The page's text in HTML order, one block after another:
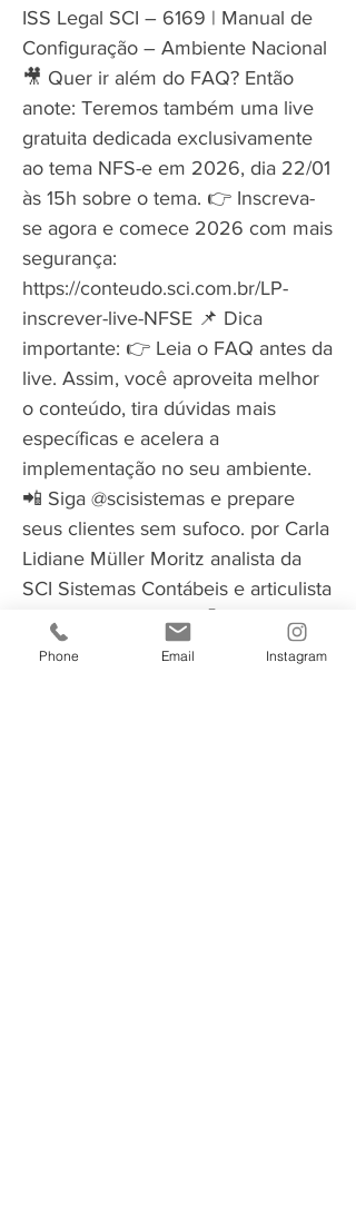
ISS Legal SCI – 6169 | Manual de
Configuração – Ambiente Nacional
🎥 Quer ir além do FAQ? Então
anote: Teremos também uma live
gratuita dedicada exclusivamente
ao tema NFS-e em 2026, dia 22/01
às 15h sobre o tema. 👉 Inscreva-
se agora e comece 2026 com mais
segurança:
https://conteudo.sci.com.br/LP-
inscrever-live-NFSE 📌 Dica
importante: 👉 Leia o FAQ antes da
live. Assim, você aproveita melhor
o conteúdo, tira dúvidas mais
específicas e acelera a
implementação no seu ambiente.
📲 Siga @scisistemas e prepare
seus clientes sem sufoco. por Carla
Lidiane Müller Moritz analista da
SCI Sistemas Contábeis e articulista
do Portal ContNews 🤩REDES 👉
Instagram:
Phone Email Instagram